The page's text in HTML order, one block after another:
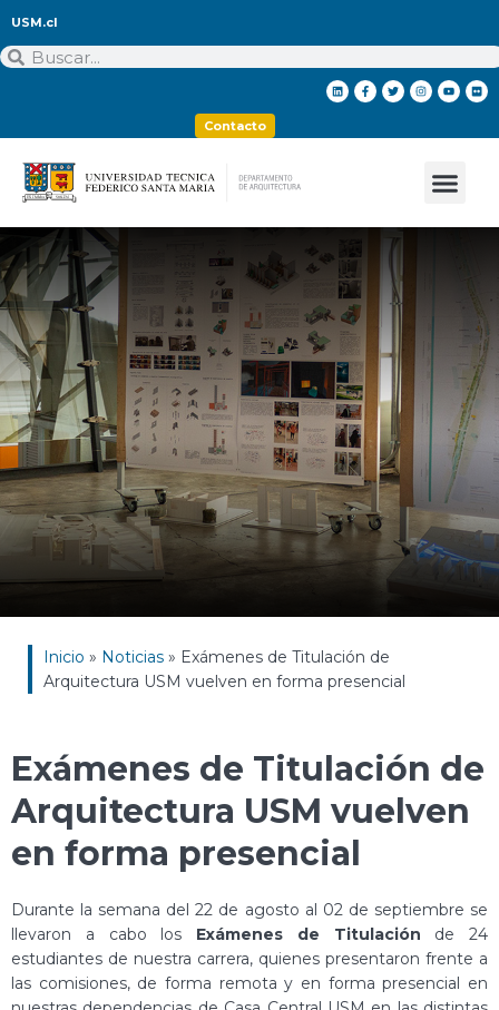
USM.cl
Contacto
Inicio » Noticias » Exámenes de Titulación de
Arquitectura USM vuelven en forma presencial
Exámenes de Titulación de
Arquitectura USM vuelven
en forma presencial
Durante la semana del 22 de agosto al 02 de septiembre se
llevaron a cabo los Exámenes de Titulación de 24
estudiantes de nuestra carrera, quienes presentaron frente a
las comisiones, de forma remota y en forma presencial en